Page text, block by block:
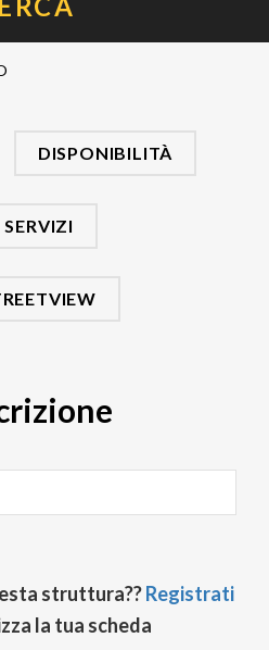
DISPONIBILITÀ
SERVIZI
struttura??Registrati
la tua scheda